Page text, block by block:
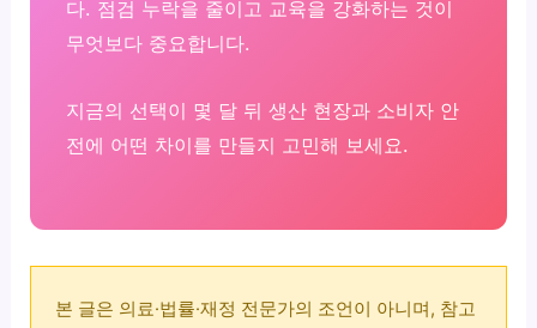
다. 점검 누락을 줄이고 교육을 강화하는 것이
무엇보다 중요합니다.
지금의 선택이 몇 달 뒤 생산 현장과 소비자 안
전에 어떤 차이를 만들지 고민해 보세요.
본 글은 의료·법률·재정 전문가의 조언이 아니며, 참고